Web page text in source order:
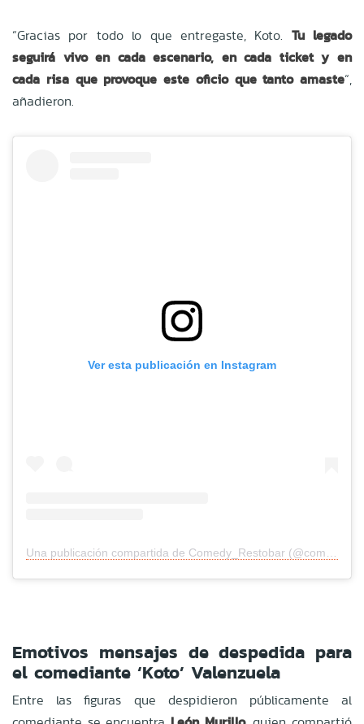
“Gracias por todo lo que entregaste, Koto. Tu legado
seguirá vivo en cada escenario, en cada ticket y en
cada risa que provoque este oficio que tanto amaste“,
añadieron.
Ver esta publicación en Instagram
Emotivos mensajes de despedida para
el comediante ‘Koto’ Valenzuela
Entre las figuras que despidieron públicamente al